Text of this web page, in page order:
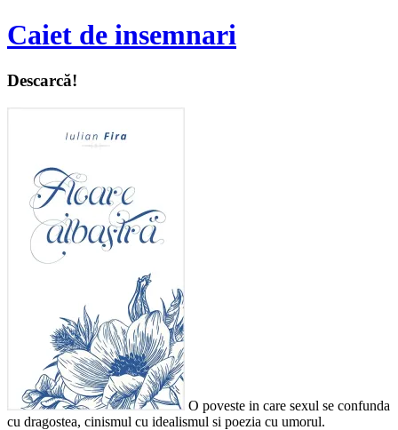
Caiet de insemnari
Descarcă!
O poveste in care sexul se confunda
cu dragostea, cinismul cu idealismul si poezia cu umorul.